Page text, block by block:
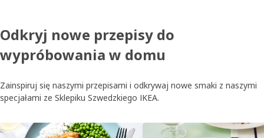
Odkryj nowe przepisy do
wypróbowania w domu
Zainspiruj się naszymi przepisami i odkrywaj nowe smaki z naszymi
specjałami ze Sklepiku Szwedzkiego IKEA.
Skip listing